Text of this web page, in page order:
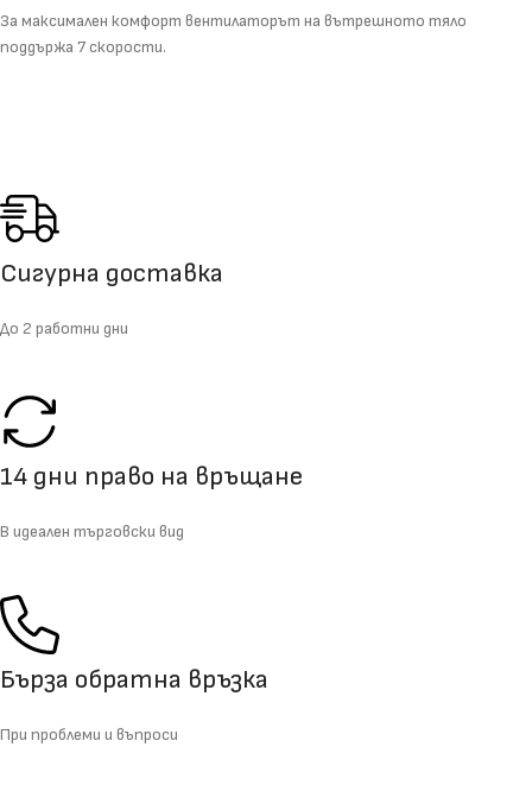
За максимален комфорт вентилаторът на вътрешното тяло
поддържа 7 скорости.
Сигурна доставка
До 2 работни дни
14 дни право на връщане
В идеален търговски вид
Бърза обратна връзка
При проблеми и въпроси